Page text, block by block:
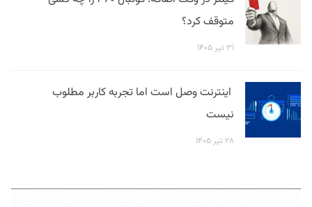
متوقف کرد؟
۳۱ تیر ۱۴۰۵
اینترنت وصل است اما تجربه کاربر مطلوب
نیست
۲۸ تیر ۱۴۰۵